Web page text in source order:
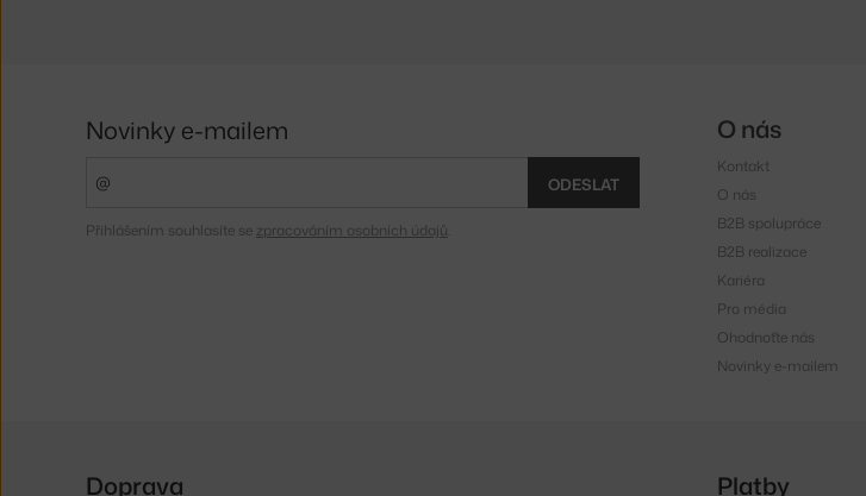
Novinky e-mailem
ODESLAT
Přihlášením souhlasíte se zpracováním osobních údajů
O nás
Kontakt
O nás
B2B spolupráce
B2B realizace
Kariéra
Pro média
Ohodnoťte nás
Novinky e-mailem
Doprava Platby